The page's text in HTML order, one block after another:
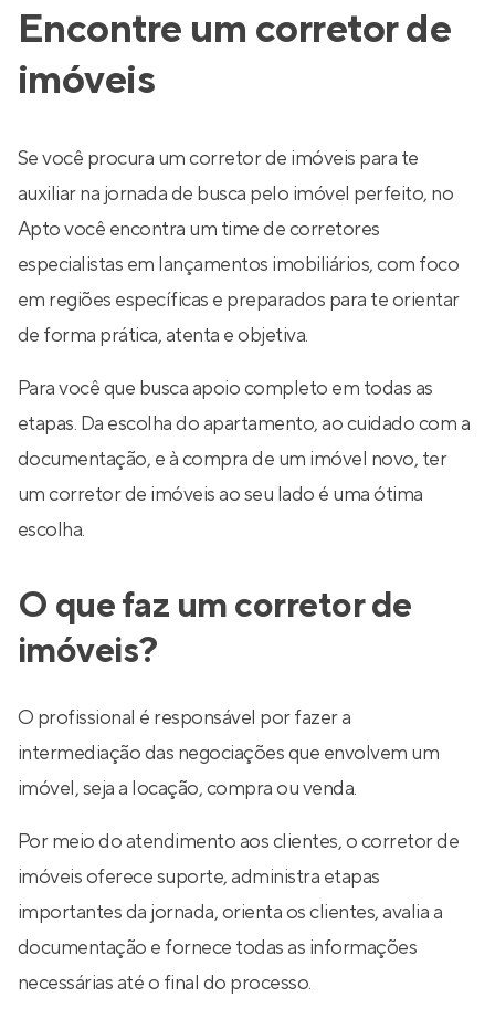
Encontre um corretor de
imóveis
Se você procura um corretor de imóveis para te
auxiliar na jornada de busca pelo imóvel perfeito, no
Apto você encontra um time de corretores
especialistas em lançamentos imobiliários, com foco
em regiões específicas e preparados para te orientar
de forma prática, atenta e objetiva.
Para você que busca apoio completo em todas as
etapas. Da escolha do apartamento, ao cuidado com a
documentação, e à compra de um imóvel novo, ter
um corretor de imóveis ao seu lado é uma ótima
escolha.
O que faz um corretor de
imóveis?
O profissional é responsável por fazer a
intermediação das negociações que envolvem um
imóvel, seja a locação, compra ou venda.
Por meio do atendimento aos clientes, o corretor de
imóveis oferece suporte, administra etapas
importantes da jornada, orienta os clientes, avalia a
documentação e fornece todas as informações
necessárias até o final do processo.